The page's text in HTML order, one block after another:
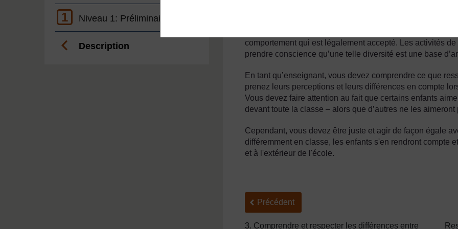
1 Niveau 1: Préliminaire
Description
les choses de la même façon qu'eux. Les idées,
par leur environnement à la maison, leurs expériences et
Cette diversité (variété) ne doit pas être vue comme un
comportement qui est légalement accepté. Les activités
prendre conscience qu’une telle diversité est une base
En tant qu’enseignant, vous devez comprendre ce que
prenez leurs perceptions et leurs différences en compte
Vous devez faire attention au fait que certains enfants
devant toute la classe – alors que d’autres ne les aimeront
Cependant, vous devez être juste et agir de façon égale
différemment en classe, les enfants s'en rendront compte
et à l'extérieur de l'école.
Précédent
Précédent
3. Comprendre et respecter les différences entre